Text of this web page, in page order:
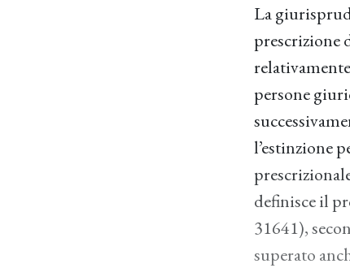
La
prescrizione
persone
l’estinzione
definisce il
31641),
superato